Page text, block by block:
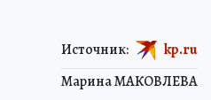
Марина МАКОВЛЕВА
Источник: kp.ru